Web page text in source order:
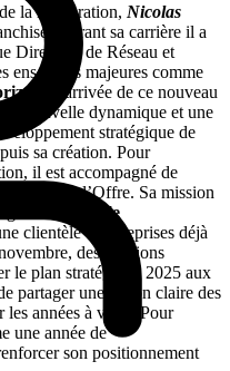
la restauration, Nicolas
Durant sa carrière il a
Directeur de Réseau et
enseignes majeures comme
. L’arrivée de ce nouveau
nouvelle dynamique et une
stratégique de
sa création. Pour
il est accompagné de
et de l’Offre. Sa mission
affiner le
clientèle d’entreprises déjà
des réunions
le plan stratégique 2025 aux
partager une vision claire des
années à venir. Pour
une année de
son positionnement